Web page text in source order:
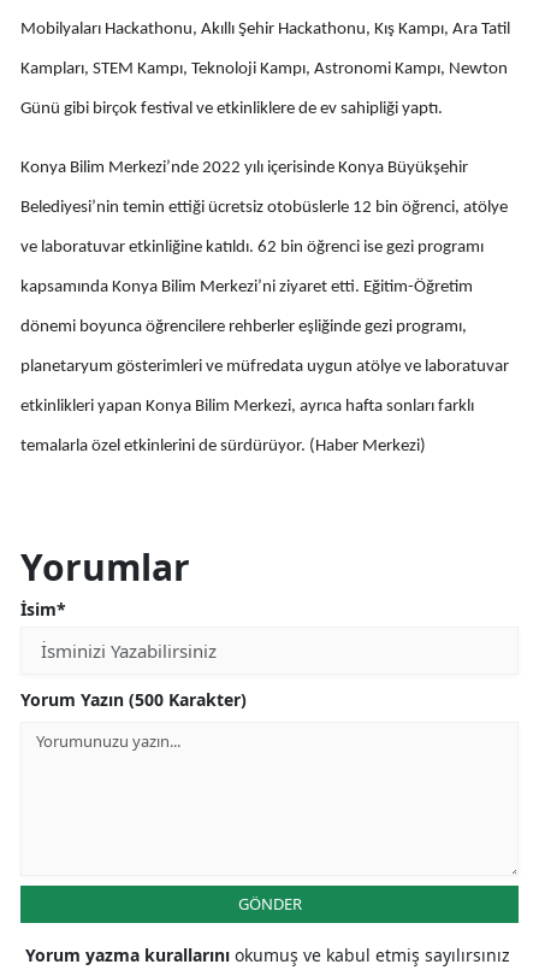
Kastamonu
Kayseri
Kırklareli
Kırşehir
Kocaeli
Kütahya
Malatya
Manisa
Siirt
Mobilyaları Hackathonu, Akıllı Şehir Hackathonu, Kış Kampı, Ara Tatil
Kampları, STEM Kampı, Teknoloji Kampı, Astronomi Kampı, Newton
Günü gibi birçok festival ve etkinliklere de ev sahipliği yaptı.
Konya Bilim Merkezi’nde 2022 yılı içerisinde Konya Büyükşehir
Belediyesi’nin temin ettiği ücretsiz otobüslerle 12 bin öğrenci, atölye
ve laboratuvar etkinliğine katıldı. 62 bin öğrenci ise gezi programı
kapsamında Konya Bilim Merkezi’ni ziyaret etti. Eğitim-Öğretim
dönemi boyunca öğrencilere rehberler eşliğinde gezi programı,
planetaryum gösterimleri ve müfredata uygun atölye ve laboratuvar
etkinlikleri yapan Konya Bilim Merkezi, ayrıca hafta sonları farklı
temalarla özel etkinlerini de sürdürüyor. (Haber Merkezi)
Yorumlar
İsim*
Yorum Yazın (500 Karakter)
GÖNDER
Yorum yazma kurallarını okumuş ve kabul etmiş sayılırsınız